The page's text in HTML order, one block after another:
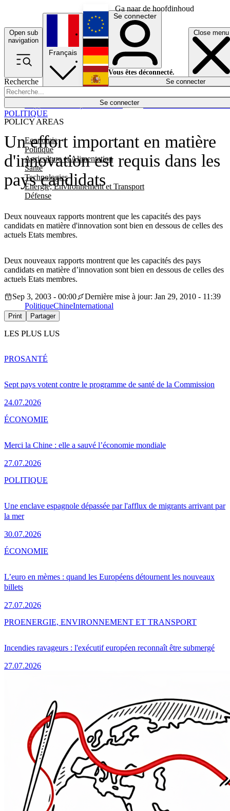
Ga naar de hoofdinhoud
Open sub
navigation
Close menu
Recherche
Se connecter
POLICY AREAS
Economie
Politique
Agriculture et Alimentation
Santé
Technologies
Energie, Environnement et Transport
Défense
Économie
Français
English
Deutsch
Español
Se connecter
Vous êtes déconnecté.
Se connecter
Un effort important en matière
d'innovation est requis dans les
pays candidats
Deux nouveaux rapports montrent que les capacités des pays
candidats en matière d'innovation sont bien en dessous de celles des
actuels Etats membres.
POLITIQUE
Deux nouveaux rapports montrent que les capacités des pays
candidats en matière d’innovation sont bien en dessous de celles des
actuels Etats membres.
Sep 3, 2003 - 00:00
Dernière mise à jour: Jan 29, 2010 - 11:39
PolitiqueChineInternational
Print Partager
LES PLUS LUS
Sept pays votent contre le programme de santé de la Commission
24.07.2026
PROSANTÉ
Merci la Chine : elle a sauvé l’économie mondiale
27.07.2026
ÉCONOMIE
Une enclave espagnole dépassée par l'afflux de migrants arrivant par
la mer
30.07.2026
POLITIQUE
L’euro en mèmes : quand les Européens détournent les nouveaux
billets
27.07.2026
ÉCONOMIE
Incendies ravageurs : l'exécutif européen reconnaît être submergé
27.07.2026
PROENERGIE, ENVIRONNEMENT ET TRANSPORT